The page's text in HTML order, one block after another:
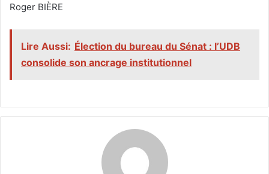
‎Roger BIÈRE
Lire Aussi: Élection du bureau du Sénat : l’UDB
consolide son ancrage institutionnel